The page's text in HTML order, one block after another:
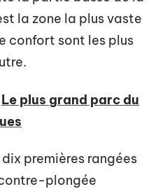
la zone la plus vaste
confort sont les plus
Le plus grand parc du
premières rangées
plongée